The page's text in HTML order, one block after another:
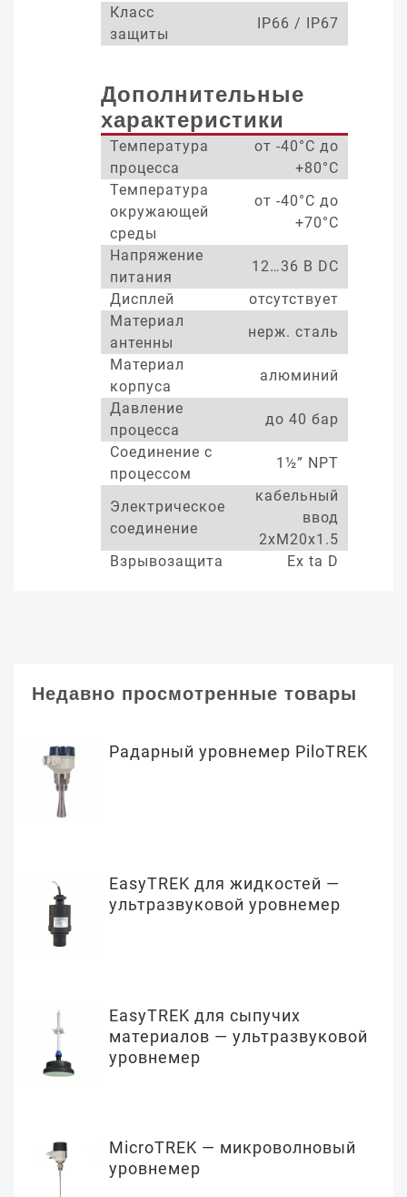
Класс
защиты
IP66 / IP67
Дополнительные
характеристики
Температура
процесса
от -40°С до
+80°С
Температура
окружающей
среды
от -40°С до
+70°С
Напряжение
питания
12…36 В DC
Дисплей
отсутствует
Материал
антенны
нерж. сталь
Материал
корпуса
алюминий
Давление
процесса
до 40 бар
Соединение с
процессом
1½” NPT
Электрическое
соединение
кабельный
ввод
2xM20x1.5
Взрывозащита
Ex ta D
Недавно просмотренные товары
Радарный уровнемер PiloTREK
EasyTREK для жидкостей —
ультразвуковой уровнемер
EasyTREK для сыпучих
материалов — ультразвуковой
уровнемер
MicroTREK — микроволновый
уровнемер